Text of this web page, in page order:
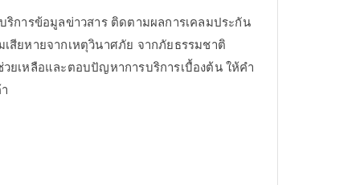
การข้อมูลข่าวสาร ติดตามผลการเคลมประกัน
สียหายจากเหตุวินาศภัย จากภัยธรรมชาติ
ยเหลือและตอบปัญหาการบริการเบื้องต้น ให้คำ